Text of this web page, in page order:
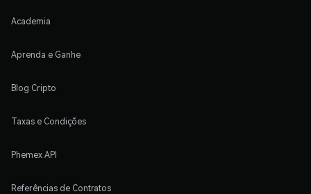
Academia
Aprenda e Ganhe
Blog Cripto
Taxas e Condições
Phemex API
Referências de Contratos